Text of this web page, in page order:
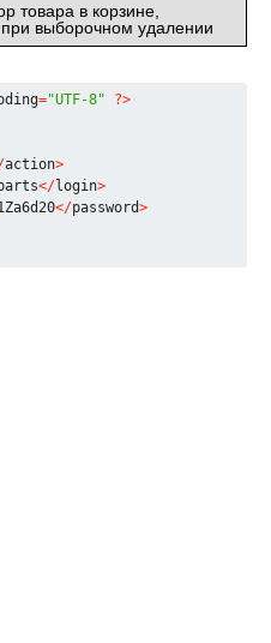
товара в корзине,
при выборочном удалении
="UTF-8" ?>
action>
</login>
</password>